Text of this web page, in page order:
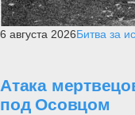
6 августа 2026Битва за
Атака
под Осовцом